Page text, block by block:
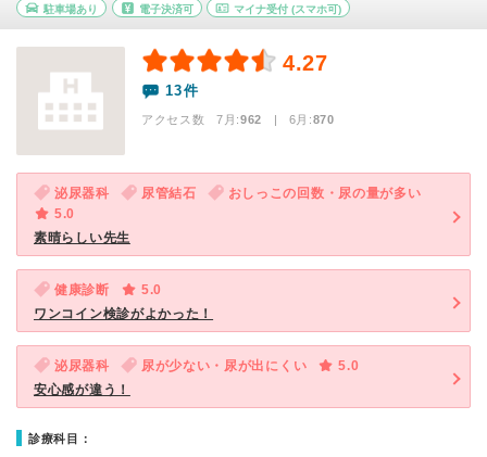
駐車場あり 電子決済可 マイナ受付 (スマホ可)
4.27
13件
アクセス数 7月:962 | 6月:870
泌尿器科 尿管結石
おしっこの回数・尿の量が多い
5.0
素晴らしい先生
健康診断
5.0
ワンコイン検診がよかった！
泌尿器科 尿が少ない・尿が出にくい
5.0
安心感が違う！
診療科目：